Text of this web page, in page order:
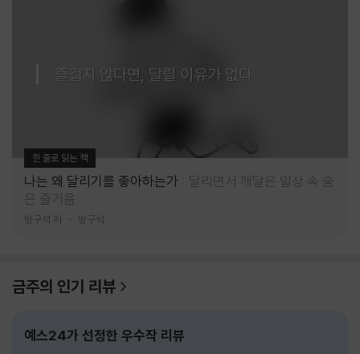
즐겁지 않다면, 달릴 이유가 없다
한 줄로 읽는 책
나는 왜 달리기를 좋아하는가
달리면서 깨달은 일상 속 숨
은 즐거움
방구석 저 방구석
금주의 인기 리뷰
예스24가 선정한 우수작 리뷰